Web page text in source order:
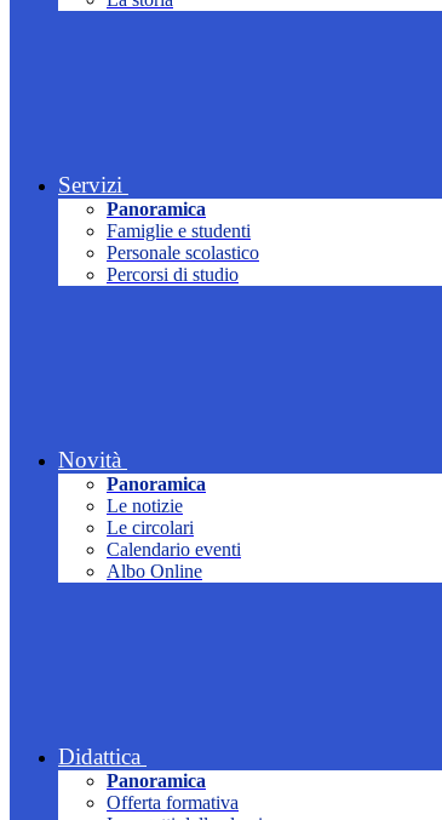
Servizi
Panoramica
Famiglie e studenti
Personale scolastico
Percorsi di studio
Novità
Panoramica
Le notizie
Le circolari
Calendario eventi
Albo Online
Didattica
Panoramica
Offerta formativa